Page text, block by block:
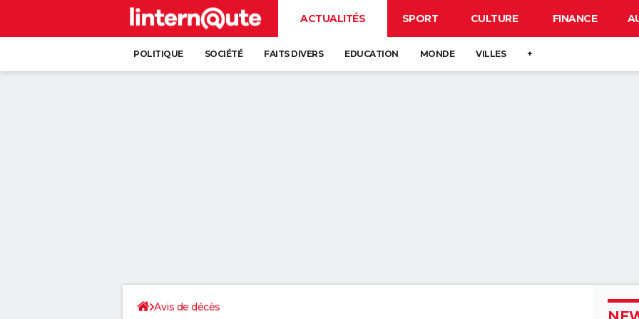
ACTUALITÉS SPORT CULTURE FINANCE
POLITIQUE SOCIÉTÉ FAITS DIVERS EDUCATION MONDE VILLES +
Avis de décès